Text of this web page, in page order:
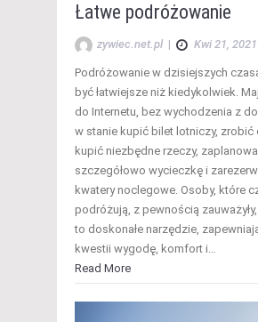
Łatwe podróżowanie
zywiec.net.pl | Kwi 21, 2021
Podróżowanie w dzisiejszych
być łatwiejsze niż kiedykolwiek.
do Internetu, bez wychodzenia z
w stanie kupić bilet lotniczy, zrobić
kupić niezbędne rzeczy,
szczegółowo wycieczkę i
kwatery noclegowe. Osoby, które
podróżują, z pewnością
to doskonałe narzędzie,
kwestii wygodę, komfort i…
Read More